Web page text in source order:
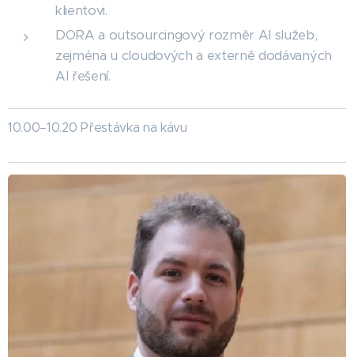
klientovi.
DORA a outsourcingový rozměr AI služeb,
zejména u cloudových a externě dodávaných
AI řešení.
10.00–10.20 Přestávka na kávu